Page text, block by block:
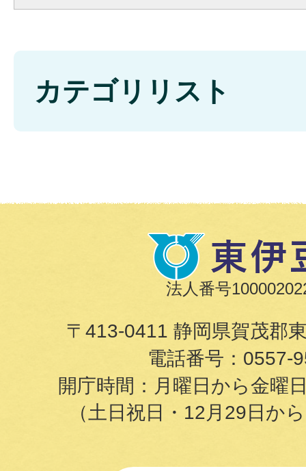
カテゴリリスト
法人番号
〒413-0411 静岡県賀茂郡
電話番号： 0557-
開庁時間：月曜日から金曜
（土日祝日・12月29日か